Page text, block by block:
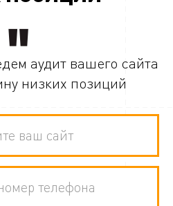
аудит вашего сайта
низких позиций